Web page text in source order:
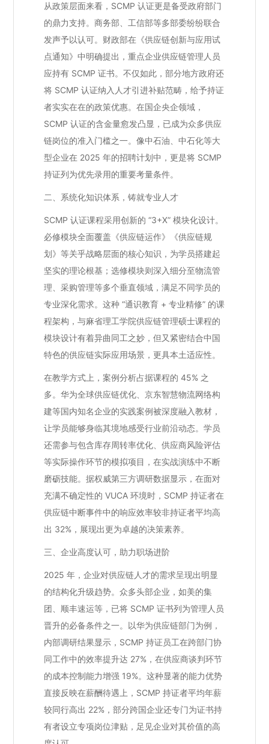
从政策层面来看，SCMP 认证更是备受政府部门
的鼎力支持。商务部、工信部等多部委纷纷联合
发声予以认可。财政部在《供应链创新与应用试
点通知》中明确提出，重点企业供应链管理人员
应持有 SCMP 证书。不仅如此，部分地方政府还
将 SCMP 认证纳入人才引进补贴范畴，给予持证
者实实在在的政策优惠。在国企央企领域，
SCMP 认证的含金量愈发凸显，已成为众多供应
链岗位的准入门槛之一。像中石油、中石化等大
型企业在 2025 年的招聘计划中，更是将 SCMP
持证列为优先录用的重要考量条件。
二、系统化知识体系，铸就专业人才
SCMP 认证课程采用创新的 “3+X” 模块化设计。
必修模块全面覆盖《供应链运作》《供应链规
划》等关乎战略层面的核心知识，为学员搭建起
坚实的理论根基；选修模块则深入细分至物流管
理、采购管理等多个垂直领域，满足不同学员的
专业深化需求。这种 “通识教育 + 专业精修” 的课
程架构，与麻省理工学院供应链管理硕士课程的
模块设计有着异曲同工之妙，但又紧密结合中国
特色的供应链实际应用场景，更具本土适应性。
在教学方式上，案例分析占据课程的 45% 之
多。华为全球供应链优化、京东智慧物流网络构
建等国内知名企业的实践案例被深度融入教材，
让学员能够身临其境地感受行业前沿动态。学员
还需参与包含库存周转率优化、供应商风险评估
等实际操作环节的模拟项目，在实战演练中不断
磨砺技能。据权威第三方调研数据显示，在面对
充满不确定性的 VUCA 环境时，SCMP 持证者在
供应链中断事件中的响应效率较非持证者平均高
出 32%，展现出更为卓越的决策素养。
三、企业高度认可，助力职场进阶
2025 年，企业对供应链人才的需求呈现出明显
的结构化升级趋势。众多头部企业，如美的集
团、顺丰速运等，已将 SCMP 证书列为管理人员
晋升的必备条件之一。以华为供应链部门为例，
内部调研结果显示，SCMP 持证员工在跨部门协
同工作中的效率提升达 27%，在供应商谈判环节
的成本控制能力增强 19%。这种显著的能力优势
直接反映在薪酬待遇上，SCMP 持证者平均年薪
较同行高出 22%，部分跨国企业还专门为证书持
有者设立专项岗位津贴，足见企业对其价值的高